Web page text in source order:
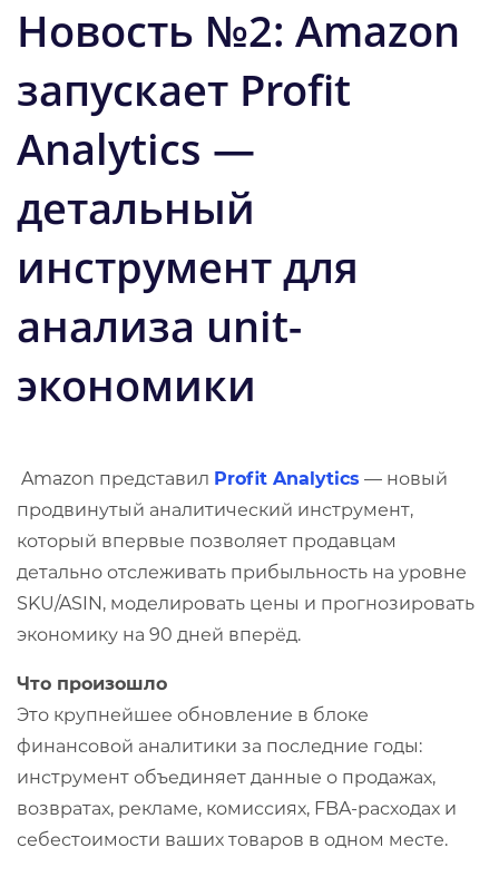
​Новость №2: Amazon
запускает Profit
Analytics —
детальный
инструмент для
анализа unit-
экономики
Amazon представил Profit Analytics — новый
продвинутый аналитический инструмент,
который впервые позволяет продавцам
детально отслеживать прибыльность на уровне
SKU/ASIN, моделировать цены и прогнозировать
экономику на 90 дней вперёд.
Что произошло
Это крупнейшее обновление в блоке
финансовой аналитики за последние годы:
инструмент объединяет данные о продажах,
возвратах, рекламе, комиссиях, FBA-расходах и
себестоимости ваших товаров в одном месте.